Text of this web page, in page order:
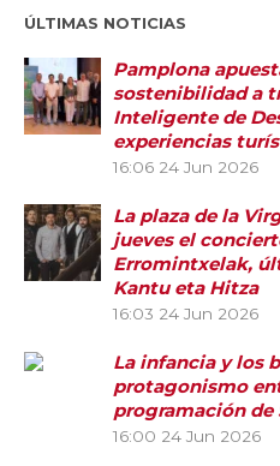
ÚLTIMAS NOTICIAS
Pamplona
sostenibilidad a
Inteligente de
experiencias
16:06 24 Jun 2026
La plaza de la
jueves el
Erromintxelak,
Kantu eta Hitza
16:03 24 Jun 2026
La infancia y los
protagonismo
programación de
16:00 24 Jun 2026